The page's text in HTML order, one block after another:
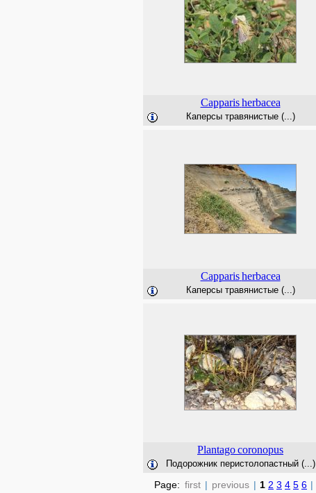
Capparis herbacea
Каперсы травянистые (...)
Capparis herbacea
Каперсы травянистые (...)
Plantagocoronopus
Подорожник перистолопастный (...)
Page: first | previous | 1 2 3 4 5 6 |